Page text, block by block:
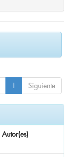
1 Siguiente
Autor(es)